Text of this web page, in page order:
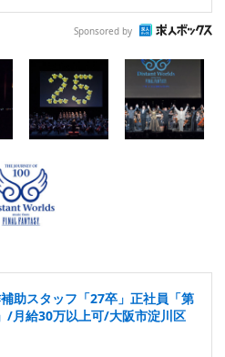
Sponsored by
助スタッフ「27卒」正社員「第
/月給30万以上可/大阪市淀川区